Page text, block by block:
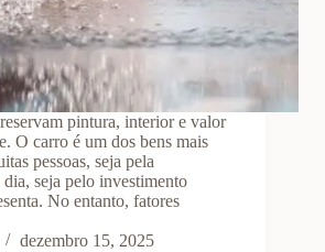
pintura, interior e valor
O carro é um dos bens mais
pessoas, seja pela
seja pelo investimento
No entanto, fatores
dezembro 15, 2025